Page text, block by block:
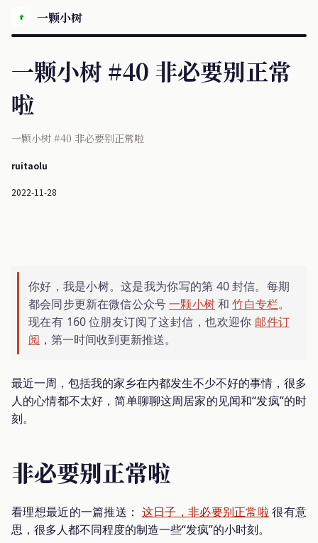
一颗小树
一颗小树 #40 非必要别正常
啦
一颗小树 #40 非必要别正常啦
ruitaolu
2022-11-28
你好，我是小树。这是我为你写的第 40 封信。每期
都会同步更新在微信公众号一颗小树和竹白专栏。
现在有 160 位朋友订阅了这封信，也欢迎你 邮件订
阅 ，第一时间收到更新推送。
最近一周，包括我的家乡在内都发生不少不好的事情，很多
人的心情都不太好，简单聊聊这周居家的见闻和“发疯”的时
刻。
非必要别正常啦
看理想最近的一篇推送： 这日子，非必要别正常啦 很有意
思，很多人都不同程度的制造一些“发疯”的小时刻。